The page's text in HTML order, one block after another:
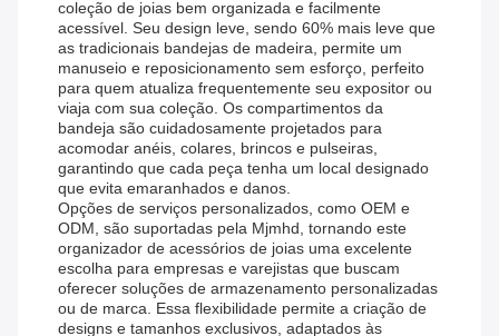
coleção de joias bem organizada e facilmente
acessível. Seu design leve, sendo 60% mais leve que
as tradicionais bandejas de madeira, permite um
manuseio e reposicionamento sem esforço, perfeito
para quem atualiza frequentemente seu expositor ou
viaja com sua coleção. Os compartimentos da
bandeja são cuidadosamente projetados para
acomodar anéis, colares, brincos e pulseiras,
garantindo que cada peça tenha um local designado
que evita emaranhados e danos.
Opções de serviços personalizados, como OEM e
ODM, são suportadas pela Mjmhd, tornando este
organizador de acessórios de joias uma excelente
escolha para empresas e varejistas que buscam
oferecer soluções de armazenamento personalizadas
ou de marca. Essa flexibilidade permite a criação de
designs e tamanhos exclusivos, adaptados às